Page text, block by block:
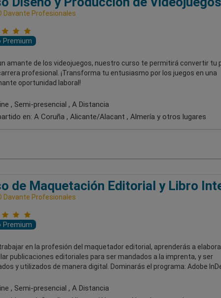
Davante Profesionales
Premium
amante de los videojuegos, nuestro curso te permitirá convertir tu
profesional. ¡Transforma tu entusiasmo por los juegos en una
oportunidad laboral!
, Semi-presencial , A Distancia
en: A Coruña , Alicante/Alacant , Almería y otros lugares
de Maquetación Editorial y Libro
Davante Profesionales
Premium
en la profesión del maquetador editorial, aprenderás a
publicaciones editoriales para ser mandados a la imprenta, y ser
y utilizados de manera digital. Dominarás el programa: Adobe
, Semi-presencial , A Distancia